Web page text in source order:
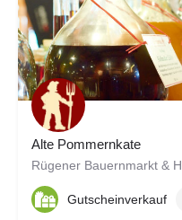
Alte Pommernkate
Rügener Bauernmarkt &
Gutscheinverkauf